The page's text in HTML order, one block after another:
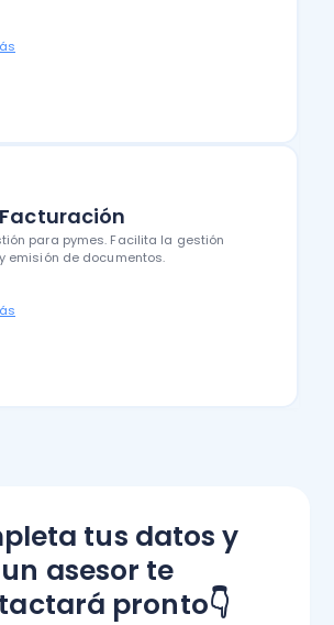
para pymes. Facilita la gestión
emisión de documentos.
tus datos y
un asesor te
pronto👇